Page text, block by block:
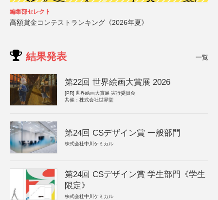
編集部セレクト
高額賞金コンテストランキング《2026年夏》
結果発表 一覧
第22回 世界絵画大賞展 2026
[PR] 世界絵画大賞展 実行委員会
共催：株式会社世界堂
第24回 CSデザイン賞 一般部門
株式会社中川ケミカル
第24回 CSデザイン賞 学生部門《学生
限定》
株式会社中川ケミカル